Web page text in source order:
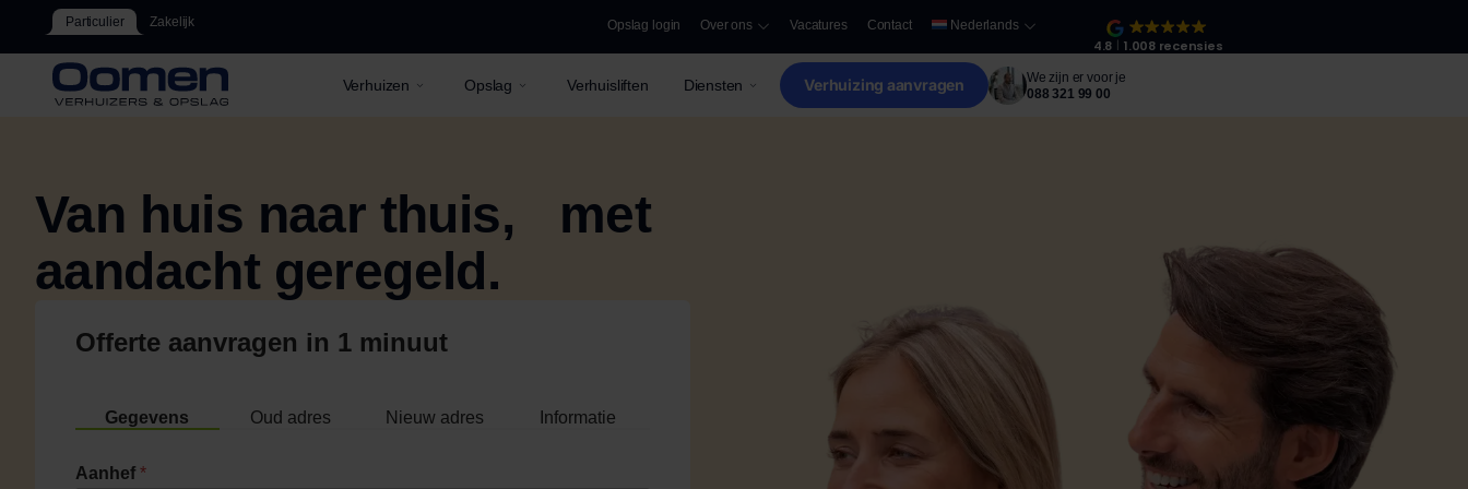
Particulier Zakelijk Opslag login Over ons Vacatures Contact Nederlands
4.8 1.008 recensies
Verhuizen Opslag Verhuisliften Diensten Verhuizing aanvragen
We zijn er voor je
088 321 99 00
Van huis naar thuis, met
aandacht geregeld.
Offerte aanvragen in 1 minuut
Gegevens Oud adres Nieuw adres Informatie
Aanhef *